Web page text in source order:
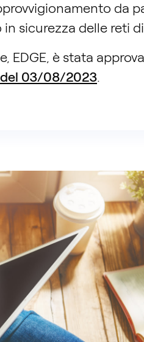
da
in sicurezza delle reti
è stata
03/08/2023.